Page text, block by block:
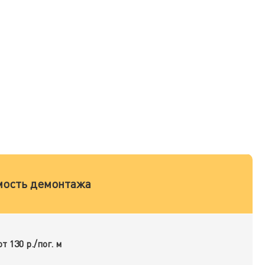
демонтажа
130 р./пог. м